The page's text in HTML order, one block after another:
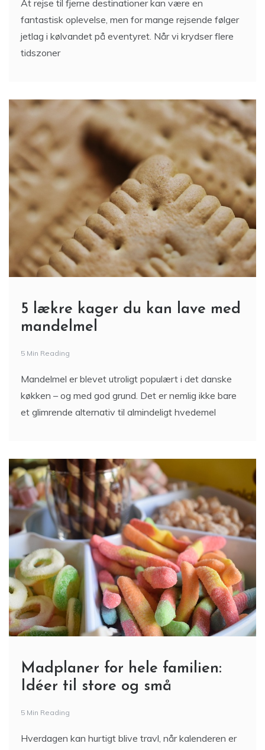
At rejse til fjerne destinationer kan være en
fantastisk oplevelse, men for mange rejsende følger
jetlag i kølvandet på eventyret. Når vi krydser flere
tidszoner
5 lækre kager du kan lave med
mandelmel
5 Min Reading
Mandelmel er blevet utroligt populært i det danske
køkken – og med god grund. Det er nemlig ikke bare
et glimrende alternativ til almindeligt hvedemel
Madplaner for hele familien:
Idéer til store og små
5 Min Reading
Hverdagen kan hurtigt blive travl, når kalenderen er